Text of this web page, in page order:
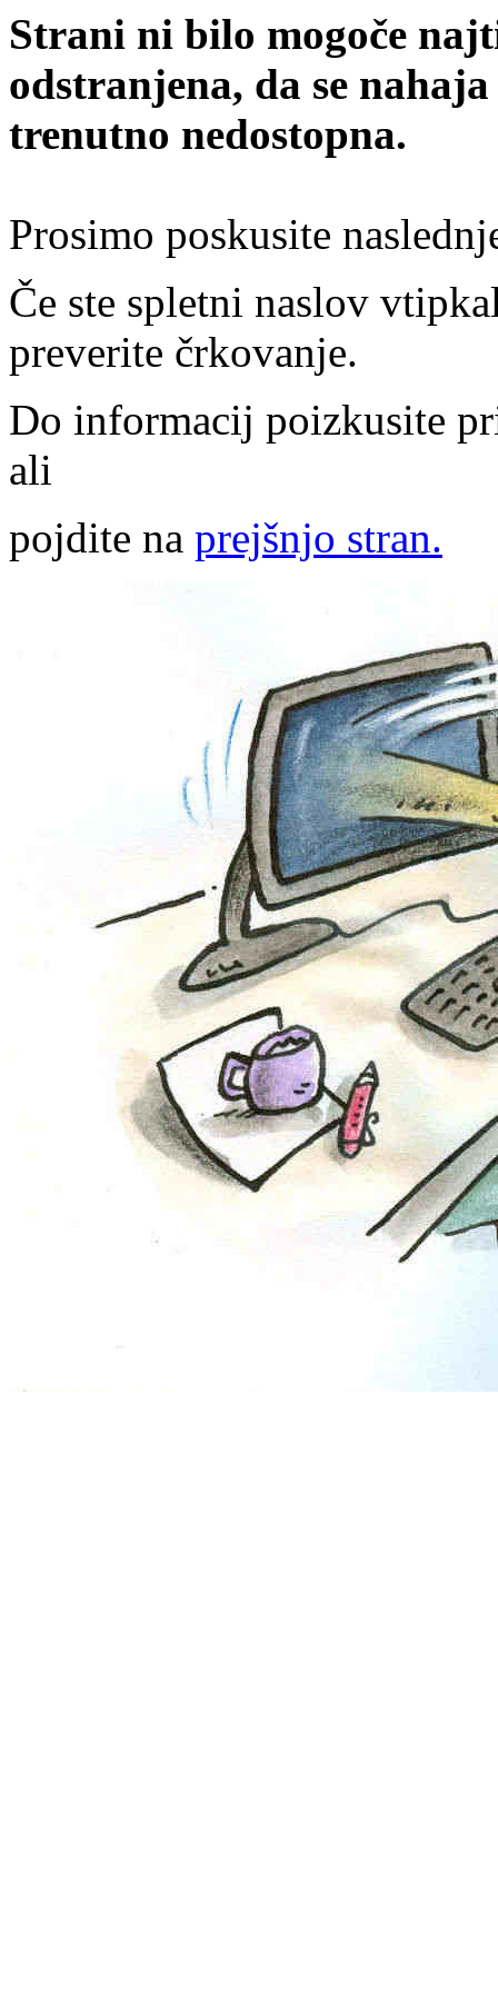
Strani ni bilo mogoče
odstranjena, da se
trenutno nedostopna.
Prosimo poskusite
Če ste spletni naslov
preverite črkovanje.
Do informacij poizkusite
ali
pojdite na prejšnjo stran.